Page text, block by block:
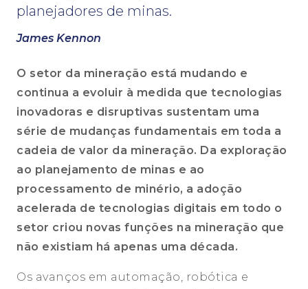
planejadores de minas.
James Kennon
O setor da mineração está mudando e
continua a evoluir à medida que tecnologias
inovadoras e disruptivas sustentam uma
série de mudanças fundamentais em toda a
cadeia de valor da mineração. Da exploração
ao planejamento de minas e ao
processamento de minério, a adoção
acelerada de tecnologias digitais em todo o
setor criou novas funções na mineração que
não existiam há apenas uma década.
Os avanços em automação, robótica e